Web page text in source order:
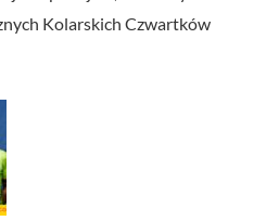
Kolarskich Czwartków